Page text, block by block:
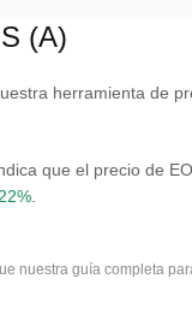
(A)
herramienta de
que el precio de
nuestra guía completa